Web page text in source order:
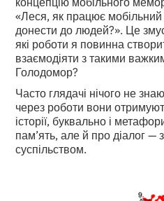
«Леся, як працює
донести до людей?». Це
які роботи я повинна
взаємодіяти з такими
Голодомор?
Часто глядачі нічого не
через роботи вони
історії, буквально і
пам’ять, але й про діалог —
суспільством.